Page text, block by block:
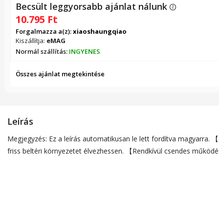
Becsült leggyorsabb ajánlat nálunk
10.795 Ft
Forgalmazza a(z):xiaoshaungqiao
Kiszállítja: eMAG
Normál szállítás: INGYENES
Összes ajánlat megtekintése
Leírás
Megjegyzés: Ez a leírás automatikusan le lett fordítva magyarra.
friss beltéri környezetet élvezhessen. 【Rendkívül csendes